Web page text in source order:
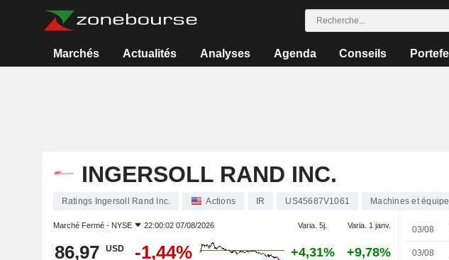
Marchés Actualités Analyses Agenda Conseils
INGERSOLL RAND INC.
Ratings Ingersoll Rand Inc. Actions IR US45687V1061 Machines et
Marché Fermé - NYSE 22:00:02 07/08/2026 Varia. 5j. Varia. 1 janv.
86,97 USD -1,44% +4,31% +9,78%
03/08
03/08